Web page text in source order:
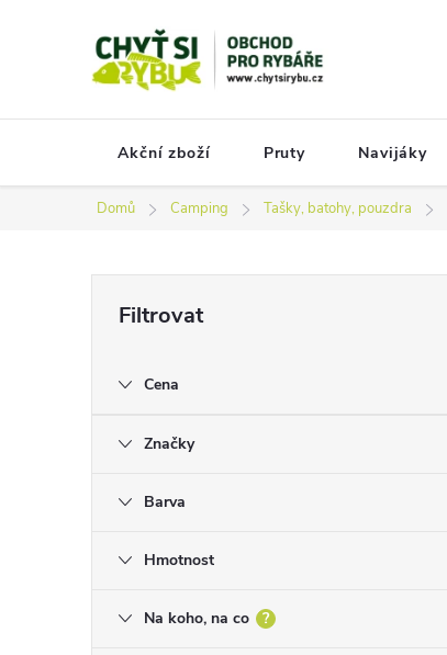
Akční zboží Pruty Navijáky
Domů Camping Tašky, batohy, pouzdra
Cena
Značky
Barva
Hmotnost
Na koho, na co ?